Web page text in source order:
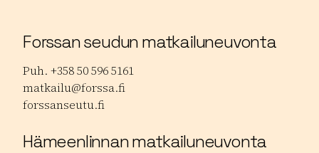
Forssan seudun matkailuneuvonta
Puh. +358 50 596 5161
matkailu@forssa.fi
forssanseutu.fi
Hämeenlinnan matkailuneuvonta